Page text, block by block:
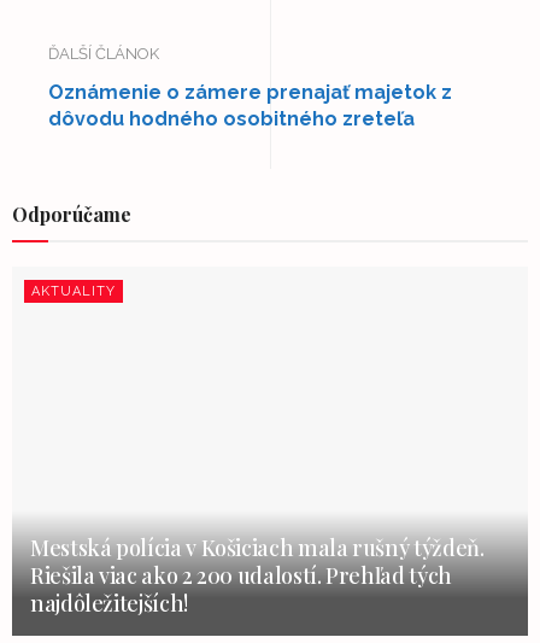
ĎALŠÍ ČLÁNOK
Oznámenie o zámere prenajať majetok z
dôvodu hodného osobitného zreteľa
Odporúčame
AKTUALITY
Mestská polícia v Košiciach mala rušný týždeň.
Riešila viac ako 2 200 udalostí. Prehľad tých
najdôležitejších!